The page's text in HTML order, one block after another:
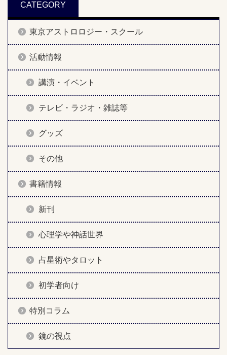
CATEGORY
東京アストロロジー・スクール
活動情報
講演・イベント
テレビ・ラジオ・雑誌等
グッズ
その他
書籍情報
新刊
心理学や神話世界
占星術やタロット
初学者向け
特別コラム
鏡の視点